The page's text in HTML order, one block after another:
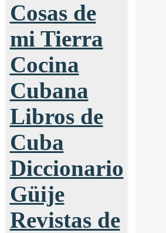
Cosas de
mi Tierra
Cocina
Cubana
Libros de
Cuba
Diccionario
Güije
Revistas de